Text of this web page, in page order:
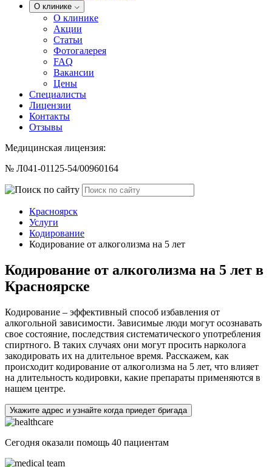
О клинике
О клинике
Акции
Статьи
Фотогалерея
FAQ
Вакансии
Цены
Специалисты
Лицензии
Контакты
Отзывы
Медицинская лицензия:
№ Л041-01125-54/00960164
Красноярск
Услуги
Кодирование
Кодирование от алкоголизма на 5 лет
Кодирование от алкоголизма на 5 лет в
Красноярске
Кодирование – эффективный способ избавления от
алкогольной зависимости. Зависимые люди могут осознавать
свое состояние, последствия систематического употребления
спиртного. В таких случаях они могут просить нарколога
закодировать их на длительное время. Расскажем, как
происходит кодирование от алкоголизма на 5 лет, что влияет
на длительность кодировки, какие препараты применяются в
нашем центре.
Укажите адрес и узнайте когда приедет бригада
Сегодня оказали помощь 40 пациентам